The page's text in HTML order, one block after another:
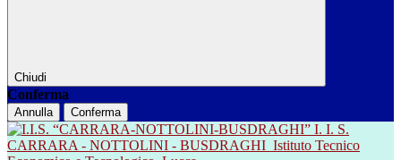
Chiudi
Conferma
Annulla Conferma
I. I. S.
CARRARA - NOTTOLINI - BUSDRAGHI Istituto Tecnico